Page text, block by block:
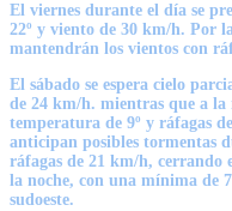
El viernes durante el día se
22º y viento de 30 km/h. Por
mantendrán los vientos con
El sábado se espera cielo
de 24 km/h. mientras que a
temperatura de 9º y ráfagas
anticipan posibles tormentas
ráfagas de 21 km/h, cerrando
la noche, con una mínima de
sudoeste.